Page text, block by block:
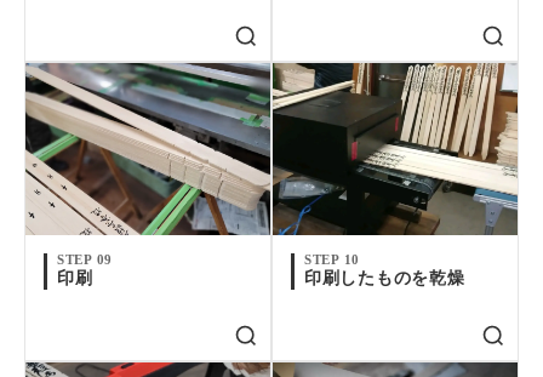
STEP 09
印刷
STEP 10
印刷したものを乾燥